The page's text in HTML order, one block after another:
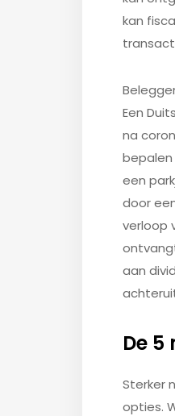
kan
Een
na
een
door
verloop
aan
De
Sterker
opties.